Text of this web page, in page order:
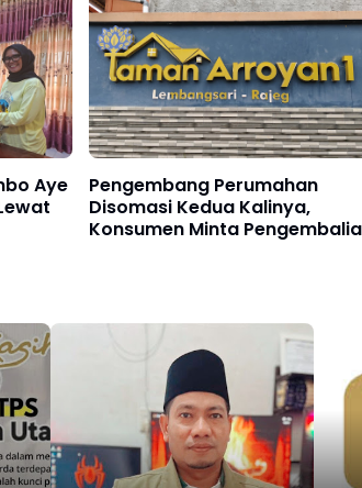
Aye
Pengembang Perumahan
Disomasi Kedua Kalinya,
Konsumen Minta